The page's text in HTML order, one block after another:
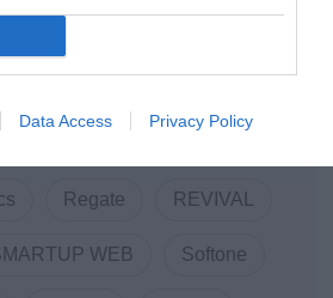
Data Access Privacy Policy
Regate REVIVAL
WEB Softone